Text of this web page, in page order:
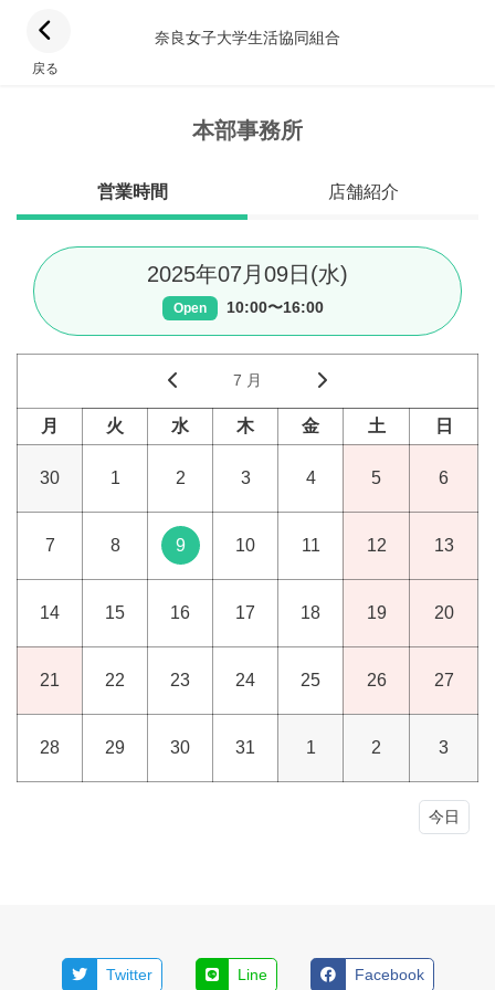
戻る
奈良女子大学生活協同組合
本部事務所
営業時間 店舗紹介
2025年07月09日(水)
Open 10:00〜16:00
7 月
月 火 水 木 金 土 日
30 1 2 3 4 5 6
7 8 9 10 11 12 13
14 15 16 17 18 19 20
21 22 23 24 25 26 27
28 29 30 31 1 2 3
今日
Twitter Line Facebook